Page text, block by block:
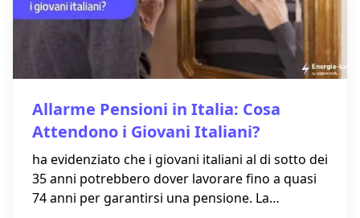
Allarme Pensioni in Italia: Cosa
Attendono i Giovani Italiani?
ha evidenziato che i giovani italiani al di sotto dei
35 anni potrebbero dover lavorare fino a quasi
74 anni per garantirsi una pensione. La